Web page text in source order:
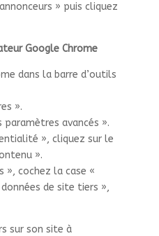
» puis cliquez
Google Chrome
dans la barre d’outils
».
avancés ».
», cliquez sur le
».
», cochez la case «
de site tiers »,
sur son site à